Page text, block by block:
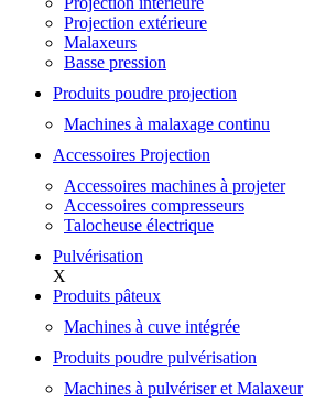
Projection extérieure
Malaxeurs
Basse pression
Produits poudre projection
Machines à malaxage continu
Accessoires Projection
Accessoires machines à projeter
Accessoires compresseurs
Talocheuse électrique
Pulvérisation
X
Produits pâteux
Machines à cuve intégrée
Produits poudre pulvérisation
Machines à pulvériser et Malaxeur